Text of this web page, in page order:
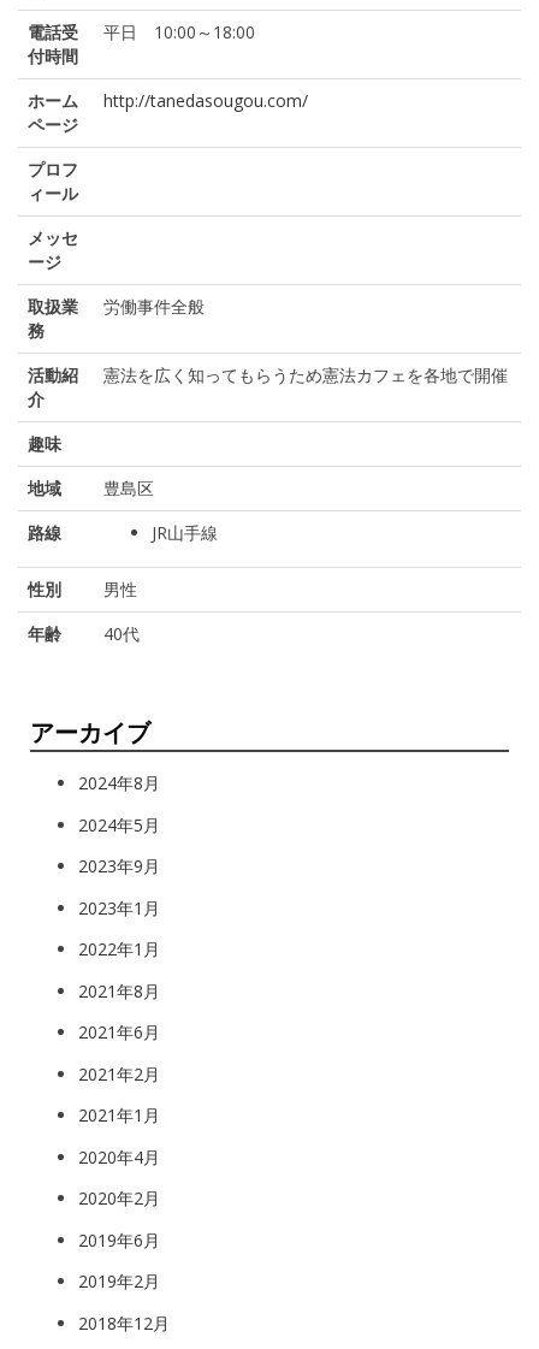
電話受
付時間
平日 10:00～18:00
ホーム
ページ
http://tanedasougou.com/
プロフ
ィール
メッセ
ージ
取扱業
務
労働事件全般
活動紹
介
憲法を広く知ってもらうため憲法カフェを各地で開催
趣味
地域
豊島区
路線
JR山手線
性別
男性
年齢
40代
アーカイブ
2024年8月
2024年5月
2023年9月
2023年1月
2022年1月
2021年8月
2021年6月
2021年2月
2021年1月
2020年4月
2020年2月
2019年6月
2019年2月
2018年12月